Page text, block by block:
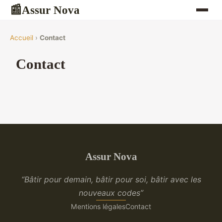
📰Assur Nova
Accueil › Contact
Contact
Assur Nova
“Bâtir pour demain, bâtir pour soi, bâtir avec les
nouveaux codes”
Mentions légalesContact